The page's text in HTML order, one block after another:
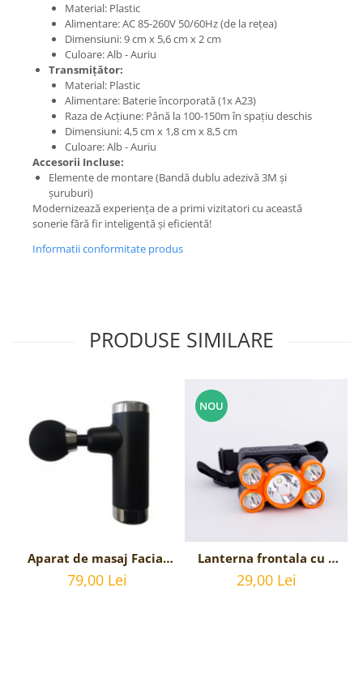
Material: Plastic
Alimentare: AC 85-260V 50/60Hz (de la rețea)
Dimensiuni: 9 cm x 5,6 cm x 2 cm
Culoare: Alb - Auriu
Transmițător:
Material: Plastic
Alimentare: Baterie încorporată (1x A23)
Raza de Acțiune: Până la 100-150m în spațiu deschis
Dimensiuni: 4,5 cm x 1,8 cm x 8,5 cm
Culoare: Alb - Auriu
Accesorii Incluse:
Elemente de montare (Bandă dublu adezivă 3M și
șuruburi)
Modernizează experiența de a primi vizitatori cu această
sonerie fără fir inteligentă și eficientă!
Informatii conformitate produs
PRODUSE SIMILARE
Aparat de masaj Facial
Gun Impact Mini-KH 550
- Negru
79,00 Lei
NOU
Lanterna frontala cu 5
LED-uri si acumulator,
incarcare USB
29,00 Lei